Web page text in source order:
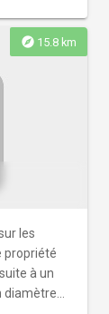
explore 15.8 km
les
propriété
à un
diamètre